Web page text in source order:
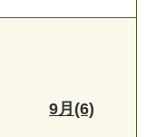
9月(6)